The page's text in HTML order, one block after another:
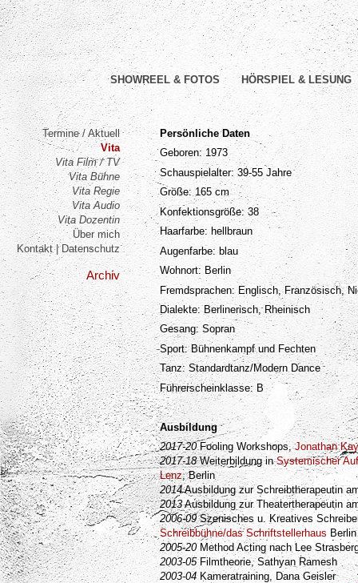
HÖRSPIEL & LESUNG
SHOWREEL & FOTOS
Persönliche Daten
Geboren: 1973
Schauspielalter: 39-55 Jahre
Größe: 165 cm
Konfektionsgröße: 38
Haarfarbe: hellbraun
Augenfarbe: blau
Wohnort: Berlin
Fremdsprachen: Englisch, Französisch,
Dialekte: Berlinerisch, Rheinisch
Gesang: Sopran
Sport: Bühnenkampf und Fechten
Tanz: Standardtanz/Modern Dance
Führerscheinklasse: B
Ausbildung
2017-20Fooling Workshops,Jonathan Kay
2017-18Weiterbildung inSystemischer
Lenz, Berlin
2014Ausbildung zur Schreibtherapeutin
2013Ausbildung zur Theatertherapeutin
2006-09Szenisches u. Kreatives
Schreibbühne/das Schriftstellerhaus Berlin
2005-20Method Acting nach Lee
2003-05Filmtheorie, Sathyan Ramesh
2003-04 Kameratraining, Dana Geisler
Termine / Aktuell
Vita
Vita Film / TV
Vita Bühne
Vita Regie
Vita Audio
Vita Dozentin
Über mich
Kontakt | Datenschutz
Archiv